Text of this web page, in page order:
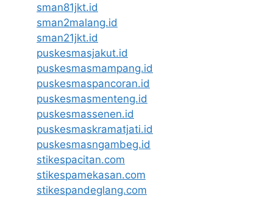
sman81jkt.id
sman2malang.id
sman21jkt.id
puskesmasjakut.id
puskesmasmampang.id
puskesmaspancoran.id
puskesmasmenteng.id
puskesmassenen.id
puskesmaskramatjati.id
puskesmasngambeg.id
stikespacitan.com
stikespamekasan.com
stikespandeglang.com